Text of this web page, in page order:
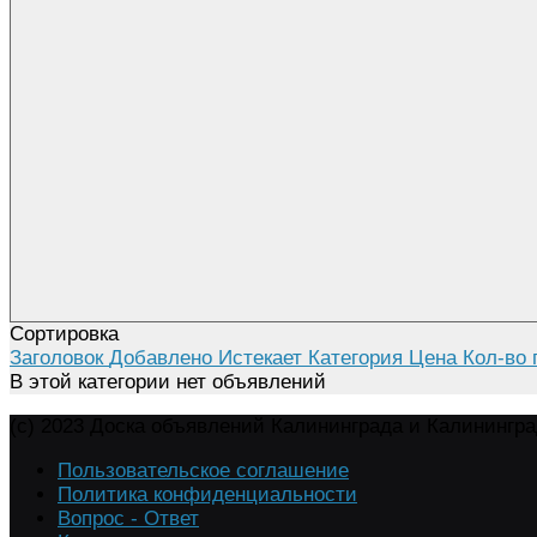
Сортировка
Заголовок Добавлено Истекает Категория Цена Кол-во
В этой категории нет объявлений
Пользовательское соглашение
Политика конфиденциальности
Вопрос - Ответ